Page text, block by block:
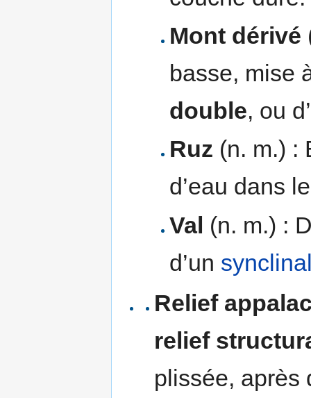
Mont dérivé
basse, mise
double, ou
Ruz (n. m.) :
d’eau dans
Val (n. m.) :
d’un
Relief
relief
plissée, après